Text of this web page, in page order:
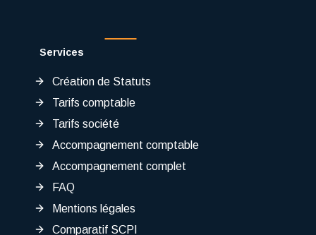
Services
Création de Statuts
Tarifs comptable
Tarifs société
Accompagnement comptable
Accompagnement complet
FAQ
Mentions légales
Comparatif SCPI